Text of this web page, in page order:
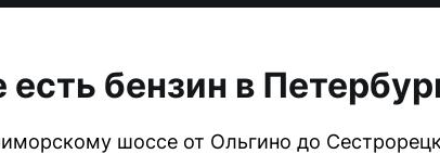
бензин в
шоссе от Ольгино до